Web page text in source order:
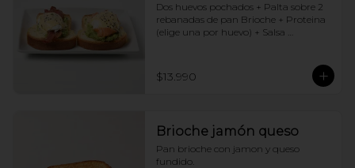
Dos huevos pochados + Palta sobre 2
rebanadas de pan Brioche + Proteina
(elige una por huevo) + Salsa
$13.990
Brioche jamón queso
Pan brioche con jamon y queso
fundido.